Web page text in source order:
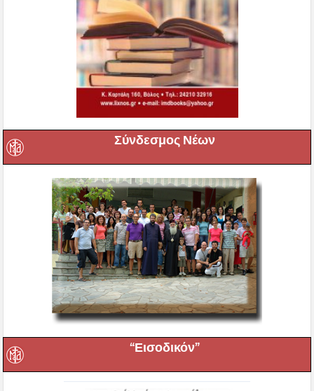
Σύνδεσμος Νέων
“Εισοδικόν”